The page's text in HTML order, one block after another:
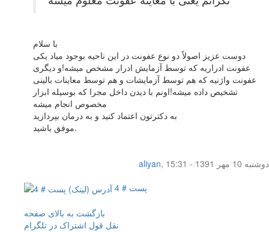
با سلام
دوست عزیز اصولاً دو نوع عفونت در این ناحیه بوجود میاد یکی
عفونت ادراریه که توسط آزمایش ادرار مشخص میشه!و دیگری
عفونت واژنیه که هم توسط آزمایشات و هم توسط معاینات بالینی
تشخیص داده میشه!اونم با دیدن داخل مجرا که بوسیله ابزار
مخصوص انجام میشه
به دکترتون اعتماد کنید و به درمان بپردازید
موفق باشید.
aliyan,
دوشنبه 10 مهر 1391 - 15:31
پست # 4
بازگشت به بالای صفحه
نقل قول اشتراک در تلگرام